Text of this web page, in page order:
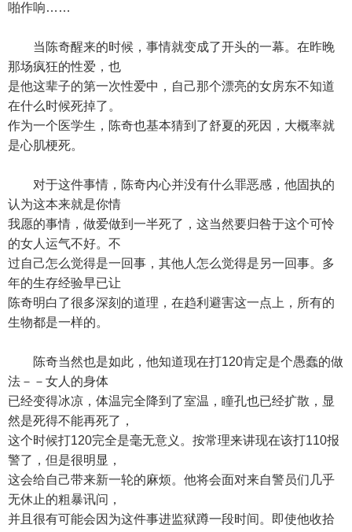
啪作响……
当陈奇醒来的时候，事情就变成了开头的一幕。在昨晚
那场疯狂的性爱，也
是他这辈子的第一次性爱中，自己那个漂亮的女房东不知道
在什么时候死掉了。
作为一个医学生，陈奇也基本猜到了舒夏的死因，大概率就
是心肌梗死。
对于这件事情，陈奇内心并没有什么罪恶感，他固执的
认为这本来就是你情
我愿的事情，做爱做到一半死了，这当然要归咎于这个可怜
的女人运气不好。不
过自己怎么觉得是一回事，其他人怎么觉得是另一回事。多
年的生存经验早已让
陈奇明白了很多深刻的道理，在趋利避害这一点上，所有的
生物都是一样的。
陈奇当然也是如此，他知道现在打120肯定是个愚蠢的做
法－－女人的身体
已经变得冰凉，体温完全降到了室温，瞳孔也已经扩散，显
然是死得不能再死了，
这个时候打120完全是毫无意义。按常理来讲现在该打110报
警了，但是很明显，
这会给自己带来新一轮的麻烦。他将会面对来自警员们几乎
无休止的粗暴讯问，
并且很有可能会因为这件事进监狱蹲一段时间。即使他收拾